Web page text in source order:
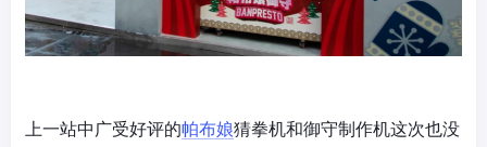
上一站中广受好评的帕布娘猜拳机和御守制作机这次也没